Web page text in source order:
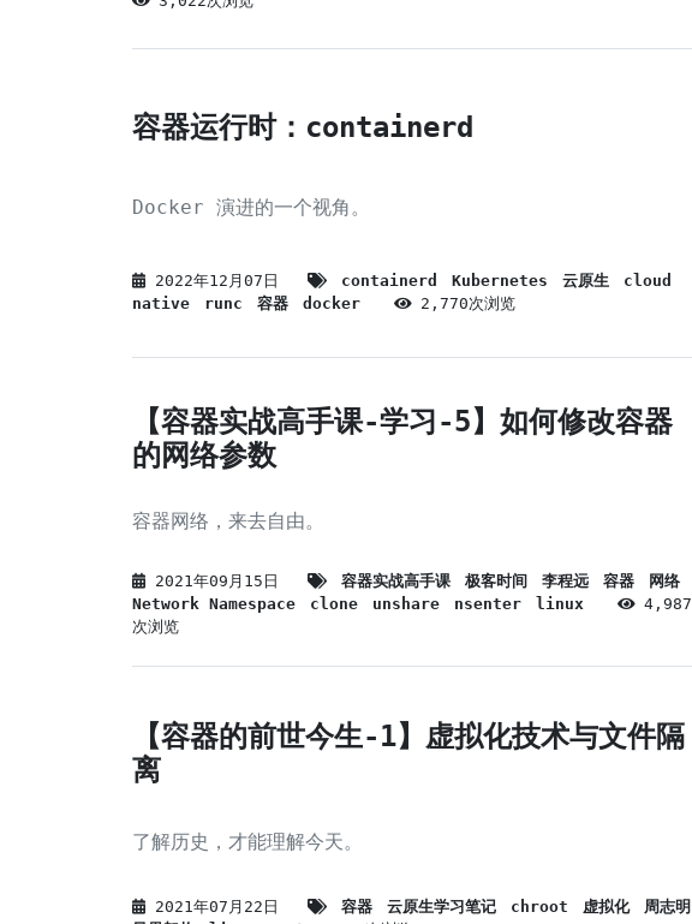
容器运行时：containerd
Docker 演进的一个视角。
2022年12月07日 containerd Kubernetes 云原生
cloud
native
runc 容器 docker 2,770次浏览
【容器实战高手课-学习-5】如何修改容器
的网络参数
容器网络，来去自由。
2021年09月15日 容器实战高手课 极客时间 李程远 容器
网络
Network Namespace
clone unshare nsenter linux
4,987
次浏览
【容器的前世今生-1】虚拟化技术与文件隔
离
了解历史，才能理解今天。
2021年07月22日 容器 云原生学习笔记 chroot 虚拟化
周志明